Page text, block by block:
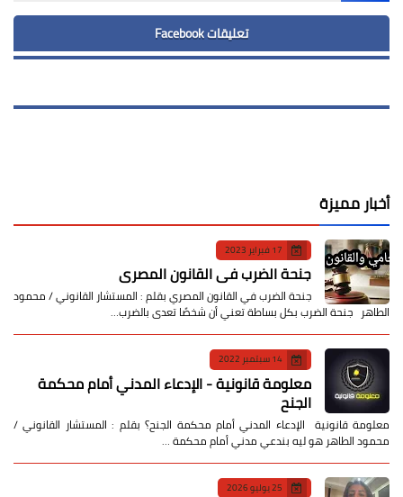
تعليقات Facebook
أخبار مميزة
17 فبراير 2023
جنحة الضرب في القانون المصري
جنحة الضرب في القانون المصري بقلم : المستشار القانوني / محمود
الطاهر جنحة الضرب بكل بساطة تعني أن شخصًا تعدى بالضرب…
14 سبتمبر 2022
معلومة قانونية - الإدعاء المدني أمام محكمة
الجنح
معلومة قانونية الإدعاء المدني أمام محكمة الجنح؟ بقلم : المستشار القانوني /
محمود الطاهر هو ليه بندعي مدني أمام محكمة …
25 يوليو 2026